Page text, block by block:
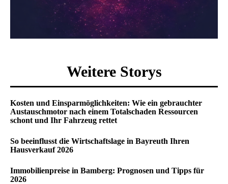
Weitere Storys
Kosten und Einsparmöglichkeiten: Wie ein gebrauchter
Austauschmotor nach einem Totalschaden Ressourcen
schont und Ihr Fahrzeug rettet
So beeinflusst die Wirtschaftslage in Bayreuth Ihren
Hausverkauf 2026
Immobilienpreise in Bamberg: Prognosen und Tipps für
2026